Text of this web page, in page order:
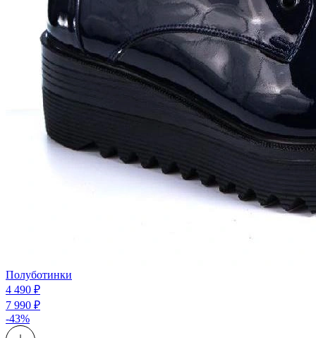
Полуботинки
4 490 ₽
7 990 ₽
-43%